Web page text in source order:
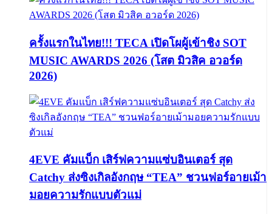
ครั้งแรกในไทย!!! TECA เปิดโผผู้เข้าชิง SOT
MUSIC AWARDS 2026 (โสต มิวสิค อวอร์ด
2026)
4EVE คัมแบ็ก เสิร์ฟความแซ่บอินเตอร์ สุด
Catchy ส่งซิงเกิลอังกฤษ “TEA” ชวนฟอร์อายเม้า
มอยความรักแบบตัวแม่